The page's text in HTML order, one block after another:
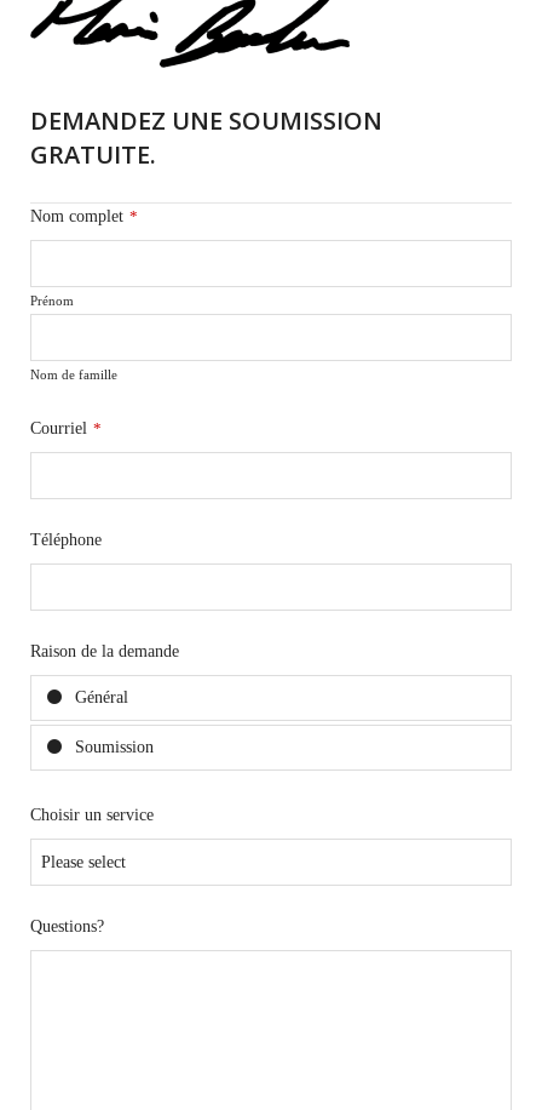
DEMANDEZ UNE SOUMISSION
GRATUITE.
Nom complet *
Prénom
Nom de famille
Courriel *
Téléphone
Raison de la demande
Général
Soumission
Choisir un service
Questions?